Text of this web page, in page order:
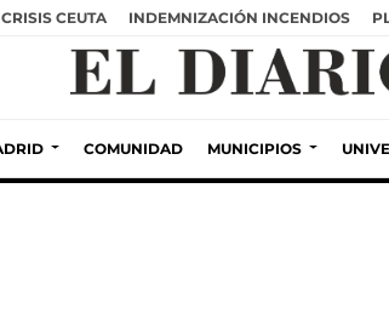
CRISIS CEUTA INDEMNIZACIÓN INCENDIOS
COMUNIDAD MUNICIPIOS